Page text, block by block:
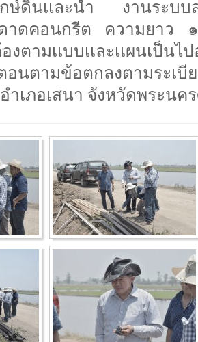
กษ์ดินเเละน้ำ งานระ
ดาดคอนกรีต ความยาว
งตามเเบบเเละเเผนเป็
อนตามข้อตกลงตามระเ
เภอเสนา จังหวัดพระนค